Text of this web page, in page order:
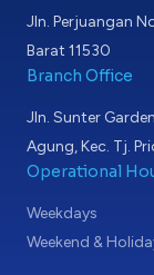
Jln. Perjuangan
Barat 11530
Branch Office
Jln. Sunter
Agung, Kec. Tj.
Operational
Weekdays
Weekend &